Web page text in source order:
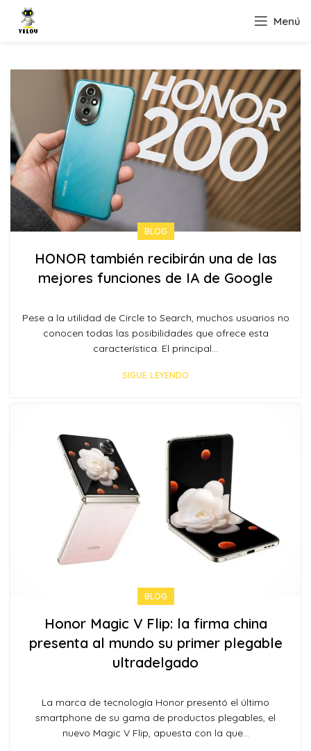
Menú
BLOG
HONOR también recibirán una de las
mejores funciones de IA de Google
Pese a la utilidad de Circle to Search, muchos usuarios no
conocen todas las posibilidades que ofrece esta
característica. El principal...
SIGUE LEYENDO
BLOG
Honor Magic V Flip: la firma china
presenta al mundo su primer plegable
ultradelgado
La marca de tecnología Honor presentó el último
smartphone de su gama de productos plegables, el
nuevo Magic V Flip, apuesta con la que...